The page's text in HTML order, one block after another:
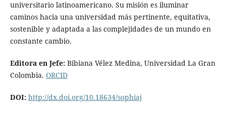
universitario latinoamericano. Su misión es iluminar
caminos hacia una universidad más pertinente, equitativa,
sostenible y adaptada a las complejidades de un mundo en
constante cambio.
Editora en Jefe: Bibiana Vélez Medina, Universidad La Gran
Colombia. ORCID
DOI: http://dx.doi.org/10.18634/sophiaj